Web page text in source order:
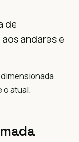
de
andares e
o atual.